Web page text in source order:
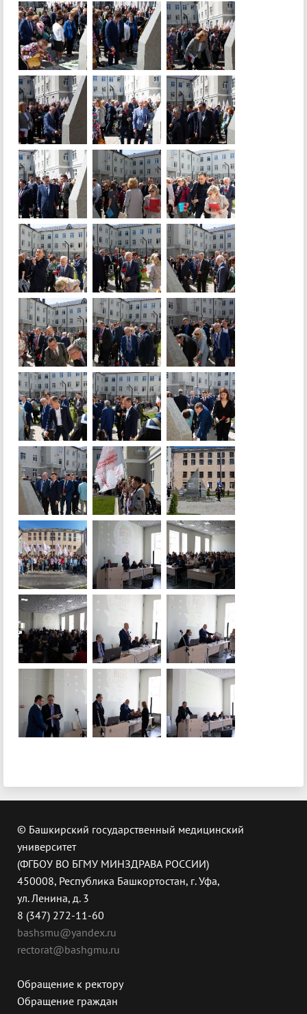
© Башкирский государственный медицинский
университет
(ФГБОУ ВО БГМУ МИНЗДРАВА РОССИИ)
450008, Республика Башкортостан, г. Уфа,
ул. Ленина, д. 3
8 (347) 272-11-60
bashsmu@yandex.ru
rectorat@bashgmu.ru
Обращение к ректору
Обращение граждан